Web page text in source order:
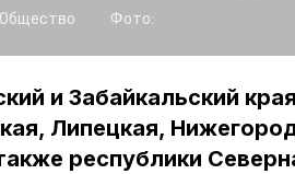
Общество Фото:
и Забайкальский
Липецкая,
республики